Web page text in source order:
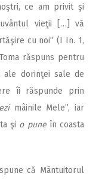
ce am privit şi
vieţii […] vă
cu noi” (I In. 1,
răspuns pentru
ale dorinţei sale de
îi răspunde prin
mâinile Mele”, iar
şi o puneîn coasta
că Mântuitorul